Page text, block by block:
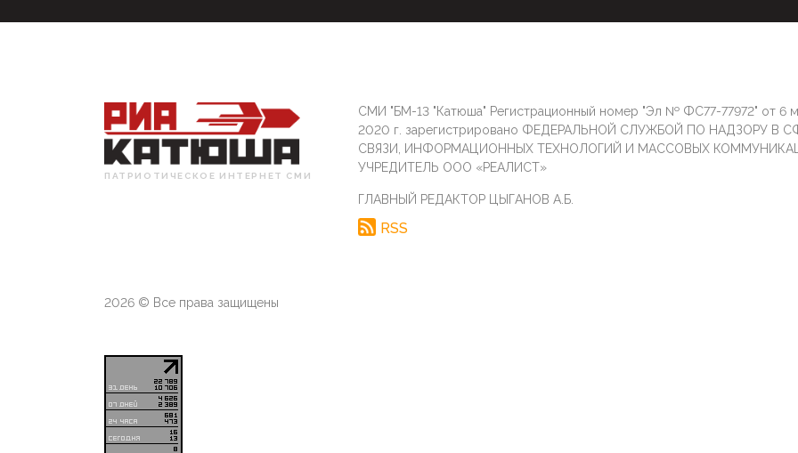
ПАТРИОТИЧЕСКОЕ ИНТЕРНЕТ СМИ
СМИ "БМ-13 "Катюша" Регистрационный номер "Эл № ФС77-77972" от 6
2020 г. зарегистрировано ФЕДЕРАЛЬНОЙ СЛУЖБОЙ ПО НАДЗОРУ В
СВЯЗИ, ИНФОРМАЦИОННЫХ ТЕХНОЛОГИЙ И МАССОВЫХ
УЧРЕДИТЕЛЬ ООО «РЕАЛИСТ»
ГЛАВНЫЙ РЕДАКТОР ЦЫГАНОВ А.Б.
RSS
2026 © Все права защищены